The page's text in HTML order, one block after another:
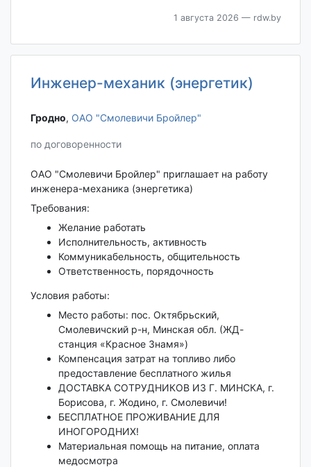
1 августа 2026 — rdw.by
Инженер-механик (энергетик)
Гродно‎, ОАО "Смолевичи Бройлер"
по договоренности
ОАО "Смолевичи Бройлер" приглашает на работу
инженера-механика (энергетика)
Требования:
Желание работать
Исполнительность, активность
Коммуникабельность, общительность
Ответственность, порядочность
Условия работы:
Место работы: пос. Октябрьский,
Смолевичский р-н, Минская обл. (ЖД-
станция «Красное Знамя»)
Компенсация затрат на топливо либо
предоставление бесплатного жилья
ДОСТАВКА СОТРУДНИКОВ ИЗ Г. МИНСКА, г.
Борисова, г. Жодино, г. Смолевичи!
БЕСПЛАТНОЕ ПРОЖИВАНИЕ ДЛЯ
ИНОГОРОДНИХ!
Материальная помощь на питание, оплата
медосмотра